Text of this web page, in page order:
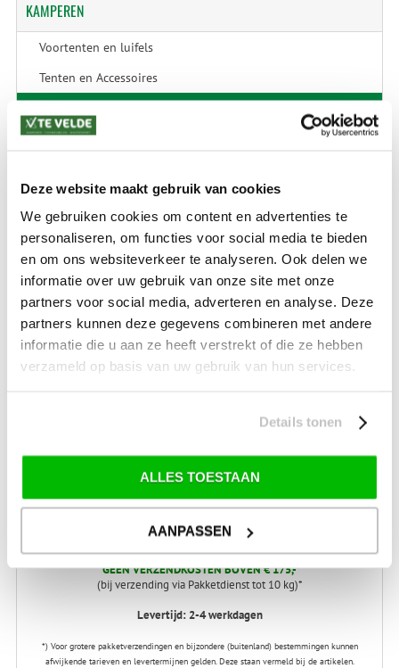
Deze website maakt gebruik van cookies
We gebruiken cookies om content en advertenties te
personaliseren, om functies voor social media te bieden
en om ons websiteverkeer te analyseren. Ook delen we
informatie over uw gebruik van onze site met onze
partners voor social media, adverteren en analyse. Deze
partners kunnen deze gegevens combineren met andere
informatie die u aan ze heeft verstrekt of die ze hebben
verzameld op basis van uw gebruik van hun services.
Details tonen
ALLES TOESTAAN
AANPASSEN
KAMPEREN
Voortenten en luifels
Tenten en Accessoires
Kampeerartikelen
Technische onderdelen
tent-reparaties
SALE
SALE Kamperen
SALE Tuin
VERZENDKOSTEN: € 8,99
GEEN VERZENDKOSTEN BOVEN € 175,-
(bij verzending via Pakketdienst tot 10 kg)*
Levertijd: 2-4 werkdagen
*) Voor grotere pakketverzendingen en bijzondere (buitenland) bestemmingen kunnen
afwijkende tarieven en levertermijnen gelden. Deze staan vermeld bij de artikelen.